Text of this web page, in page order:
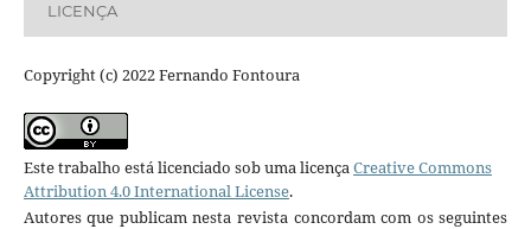
LICENÇA
Copyright (c) 2022 Fernando Fontoura
Este trabalho está licenciado sob uma licençaCreative Commons
Attribution 4.0 International License.
Autores que publicam nesta revista concordam com os seguintes